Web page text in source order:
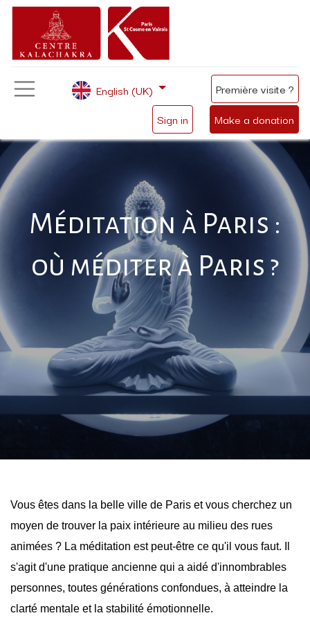
Sign in Make a donation
English (UK) Première visite ?
Méditation à Paris :
où méditer à Paris ?
Vous êtes dans la belle ville de Paris et vous cherchez un
moyen de trouver la paix intérieure au milieu des rues
animées ? La méditation est peut-être ce qu'il vous faut. Il
s'agit d'une pratique ancienne qui a aidé d'innombrables
personnes, toutes générations confondues, à atteindre la
clarté mentale et la stabilité émotionnelle.